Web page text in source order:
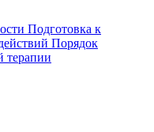
Подготовка к
Порядок
терапии